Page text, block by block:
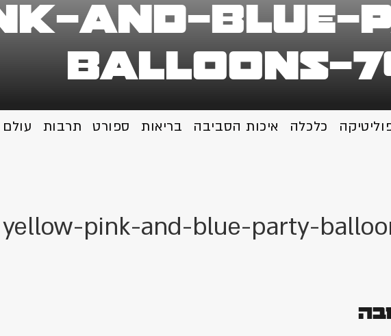
and-blue-
balloons-
כלכלה איכות הסביבה בריאות ספורט תרבות עולם
yellow-pink-and-blue-party-